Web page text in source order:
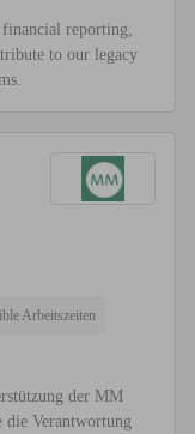
financial reporting,
to our legacy
Arbeitszeiten
der MM
die Verantwortung